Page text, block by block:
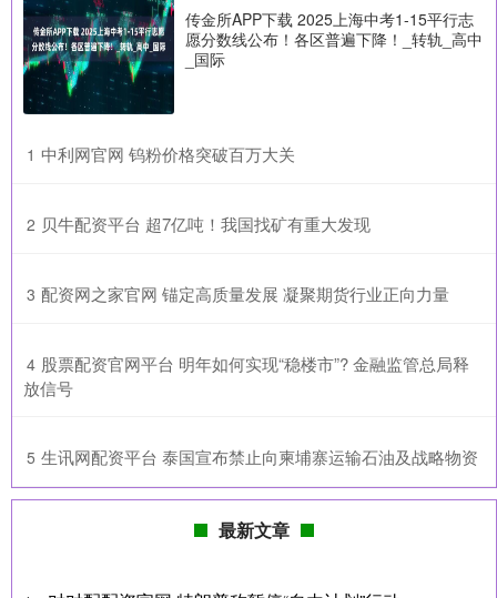
传金所APP下载 2025上海中考1-15平行志
愿分数线公布！各区普遍下降！_转轨_高中
_国际
1 ​中利网官网 钨粉价格突破百万大关
2 ​贝牛配资平台 超7亿吨！我国找矿有重大发现
3 ​配资网之家官网 锚定高质量发展 凝聚期货行业正向力量
4 ​股票配资官网平台 明年如何实现“稳楼市”? 金融监管总局释
放信号
5 ​生讯网配资平台 泰国宣布禁止向柬埔寨运输石油及战略物资
最新文章